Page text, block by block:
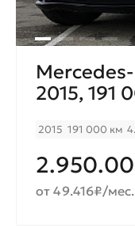
Mercedes-
2015, 191
2015 191 000 км
от 49.416₽/мес.